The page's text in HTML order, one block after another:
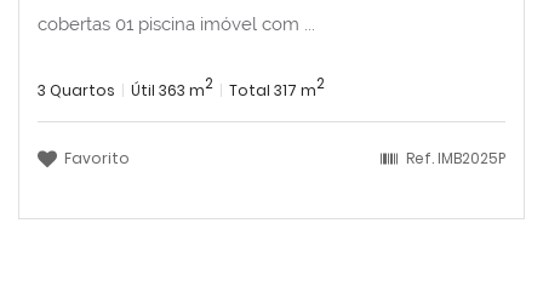
cobertas 01 piscina imóvel com ...
3 Quartos Útil 363 m2 Total 317 m2
Favorito Ref. IMB2025P